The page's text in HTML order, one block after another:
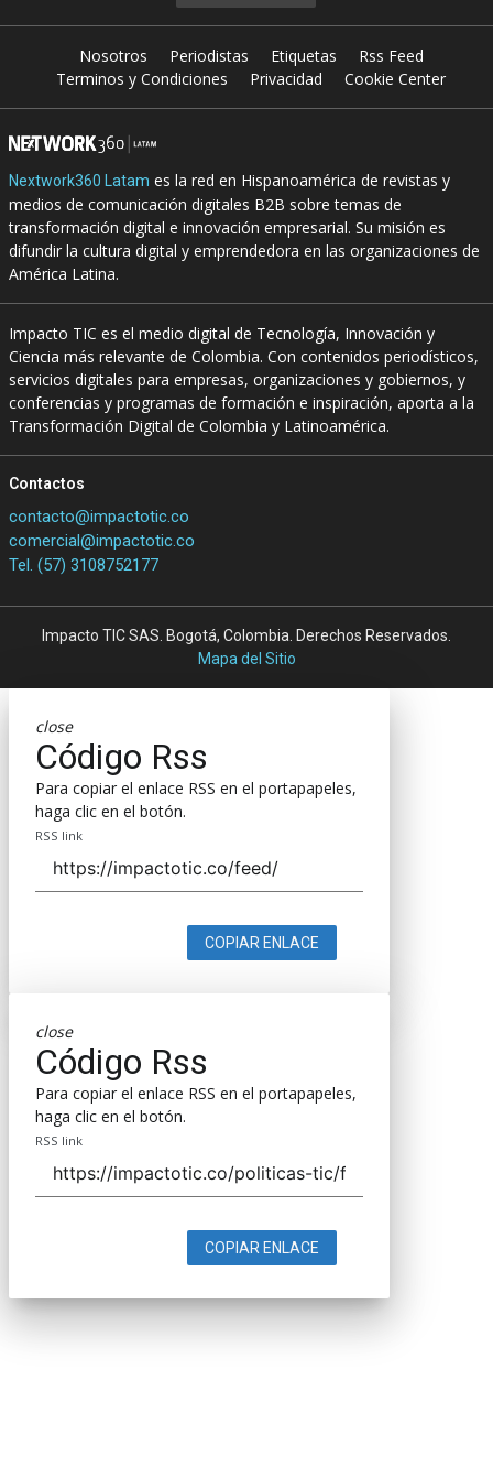
Nosotros Periodistas Etiquetas
Rss Feed
Terminos y Condiciones
Privacidad Cookie Center
Nextwork360 Latam es la red en Hispanoamérica de revistas y
medios de comunicación digitales B2B sobre temas de
transformación digital e innovación empresarial. Su misión es
difundir la cultura digital y emprendedora en las organizaciones de
América Latina.
Impacto TIC es el medio digital de Tecnología, Innovación y
Ciencia más relevante de Colombia. Con contenidos periodísticos,
servicios digitales para empresas, organizaciones y gobiernos, y
conferencias y programas de formación e inspiración, aporta a la
Transformación Digital de Colombia y Latinoamérica.
Contactos
contacto@impactotic.co
comercial@impactotic.co
Tel. (57) 3108752177
Impacto TIC SAS. Bogotá, Colombia. Derechos Reservados.
Mapa del Sitio
close
Código Rss
Para copiar el enlace RSS en el portapapeles,
haga clic en el botón.
RSS link
COPIAR ENLACE
close
Código Rss
Para copiar el enlace RSS en el portapapeles,
haga clic en el botón.
RSS link
COPIAR ENLACE